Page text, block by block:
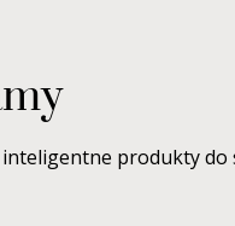
produkty do